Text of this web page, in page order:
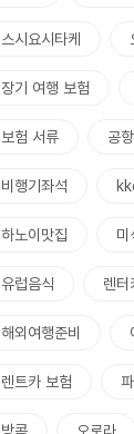
스시요시타케
장기 여행 보험
보험 서류 공
비행기좌석
하노이맛집 미
유럽음식 렌터
해외여행준비
렌트카 보험